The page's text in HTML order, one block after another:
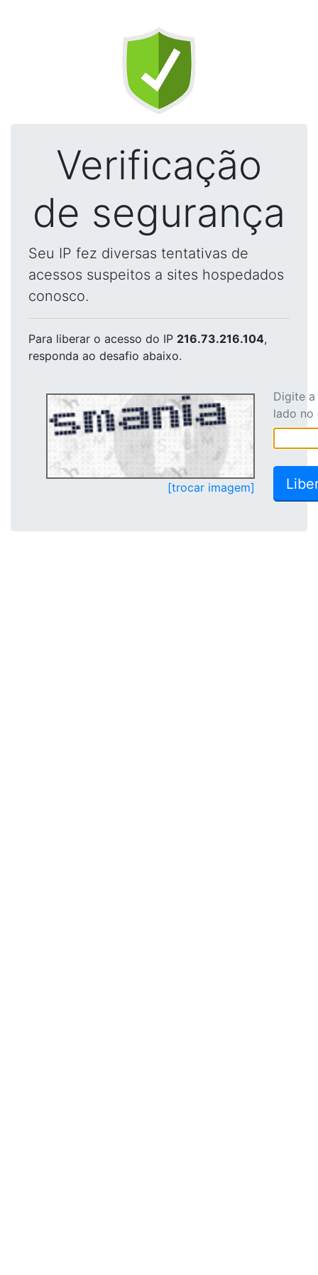
Verificação
de segurança
Seu IP fez diversas tentativas de
acessos suspeitos a sites hospedados
conosco.
Para liberar o acesso do IP 216.73.216.104,
responda ao desafio abaixo.
[trocar imagem]
Digite
lado no